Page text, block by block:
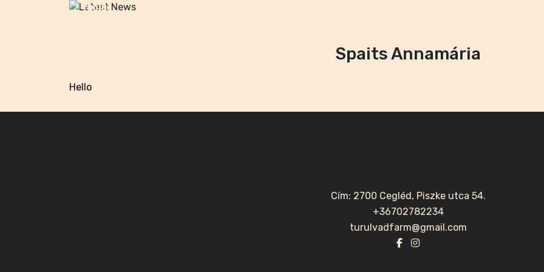
Spaits Annamária
Hello
Cím: 2700 Cegléd, Piszke utca 54.
+36702782234
turulvadfarm@gmail.com